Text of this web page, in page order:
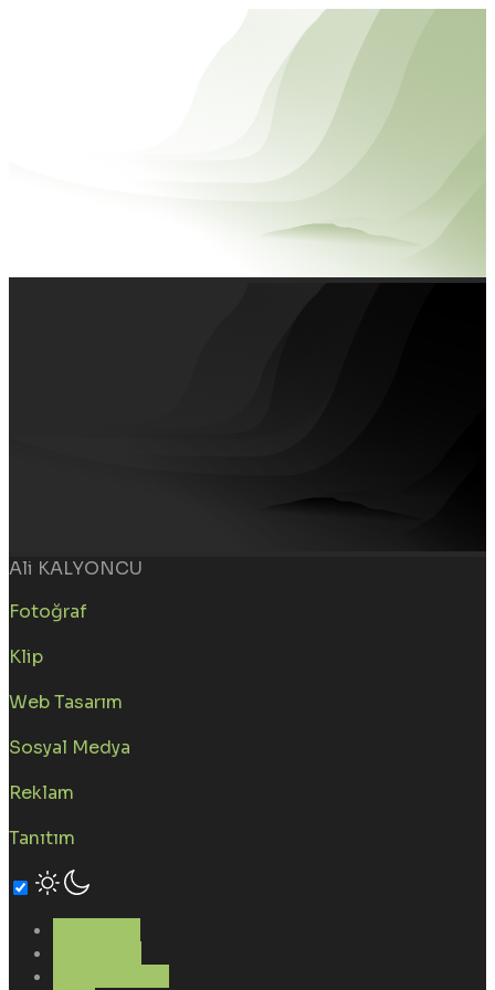
Ali KALYONCU
Fotoğraf
Klip
Web Tasarım
Sosyal Medya
Reklam
Tanıtım